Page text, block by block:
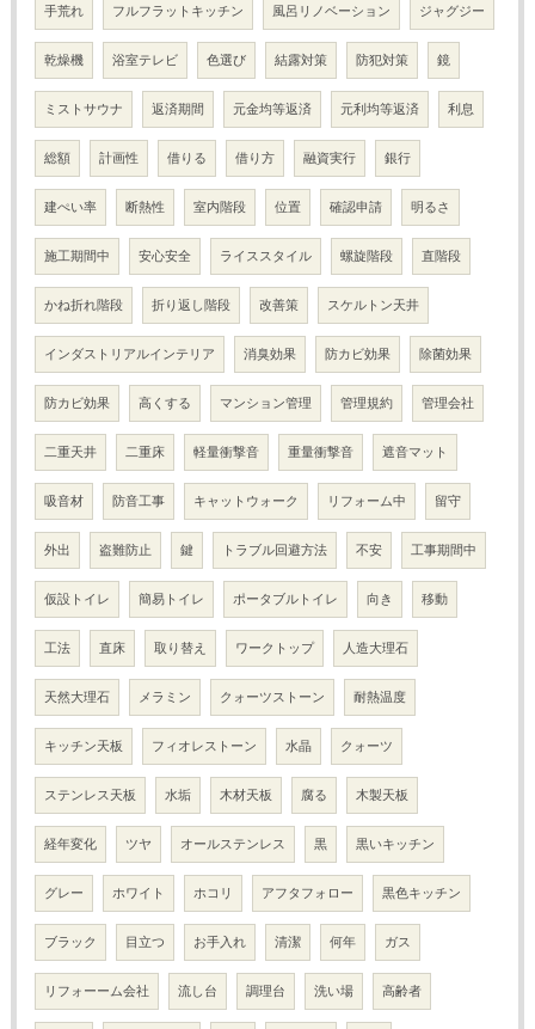
手荒れ フルフラットキッチン 風呂リノベーション ジャグジー
乾燥機 浴室テレビ 色選び 結露対策 防犯対策 鏡
ミストサウナ 返済期間 元金均等返済 元利均等返済 利息
総額 計画性 借りる 借り方 融資実行 銀行
建ぺい率 断熱性 室内階段 位置 確認申請 明るさ
施工期間中 安心安全 ライススタイル 螺旋階段 直階段
かね折れ階段 折り返し階段 改善策 スケルトン天井
インダストリアルインテリア 消臭効果 防カビ効果 除菌効果
防カビ効果 高くする マンション管理 管理規約 管理会社
二重天井 二重床 軽量衝撃音 重量衝撃音 遮音マット
吸音材 防音工事 キャットウォーク リフォーム中 留守
外出 盗難防止 鍵 トラブル回避方法 不安 工事期間中
仮設トイレ 簡易トイレ ポータブルトイレ 向き 移動
工法 直床 取り替え ワークトップ 人造大理石
天然大理石 メラミン クォーツストーン 耐熱温度
キッチン天板 フィオレストーン 水晶 クォーツ
ステンレス天板 水垢 木材天板 腐る 木製天板
経年変化 ツヤ オールステンレス 黒 黒いキッチン
グレー ホワイト ホコリ アフタフォロー 黒色キッチン
ブラック 目立つ お手入れ 清潔 何年 ガス
リフォーーム会社 流し台 調理台 洗い場 高齢者